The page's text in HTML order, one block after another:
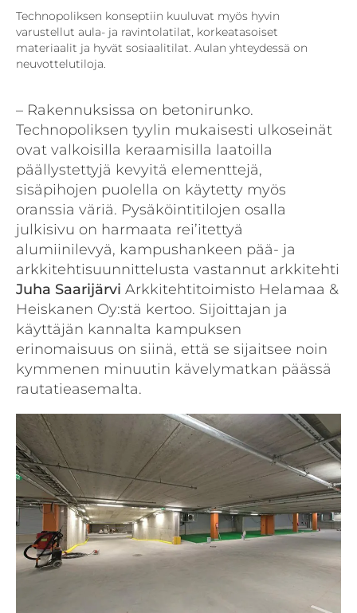
Technopoliksen konseptiin kuuluvat myös hyvin
varustellut aula- ja ravintolatilat, korkeatasoiset
materiaalit ja hyvät sosiaalitilat. Aulan yhteydessä on
neuvottelutiloja.
– Rakennuksissa on betonirunko.
Technopoliksen tyylin mukaisesti ulkoseinät
ovat valkoisilla keraamisilla laatoilla
päällystettyjä kevyitä elementtejä,
sisäpihojen puolella on käytetty myös
oranssia väriä. Pysäköintitilojen osalla
julkisivu on harmaata rei’itettyä
alumiinilevyä, kampushankeen pää- ja
arkkitehtisuunnittelusta vastannut arkkitehti
Juha Saarijärvi Arkkitehtitoimisto Helamaa &
Heiskanen Oy:stä kertoo. Sijoittajan ja
käyttäjän kannalta kampuksen
erinomaisuus on siinä, että se sijaitsee noin
kymmenen minuutin kävelymatkan päässä
rautatieasemalta.